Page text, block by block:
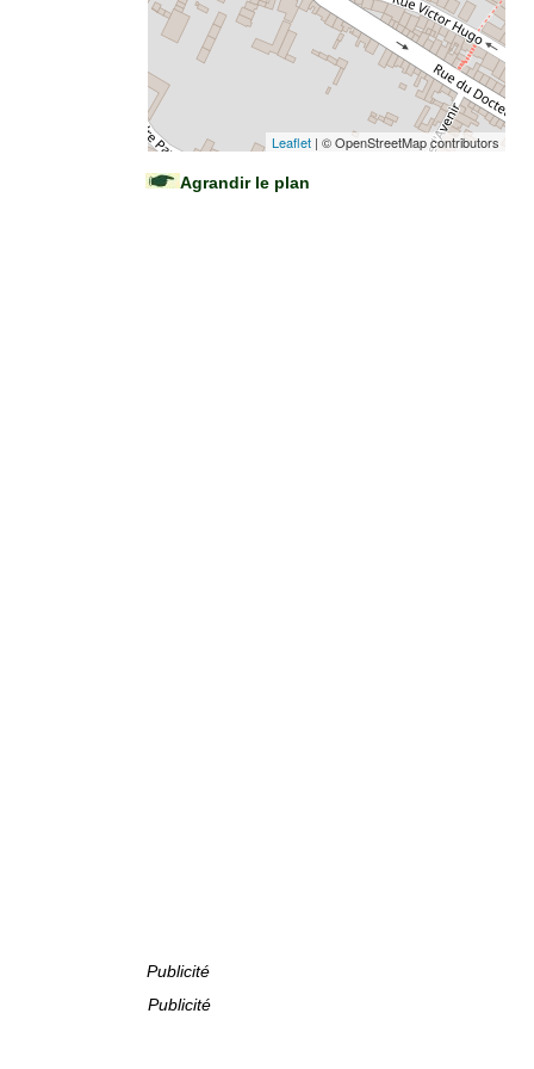
Leaflet | © OpenStreetMap contributors
Agrandir le plan
Publicité
Publicité